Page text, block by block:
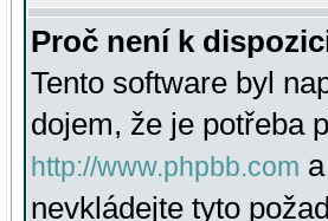
Proč není k
Tento software byl
dojem, že je potřeba
http://www.phpbb.com
nevkládejte tyto